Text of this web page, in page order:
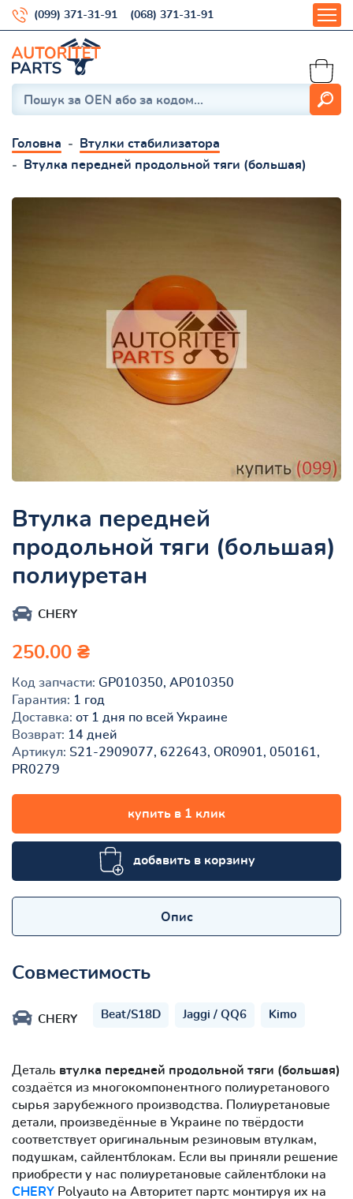
(099) 371-31-91 (068) 371-31-91
Головна
Втулки стабилизатора
Втулка передней продольной тяги (большая)
Втулка передней
продольной тяги (большая)
полиуретан
CHERY
250.00 ₴
Код запчасти: GP010350, AP010350
Гарантия: 1 год
Доставка: от 1 дня по всей Украине
Возврат: 14 дней
Артикул: S21-2909077, 622643, OR0901, 050161,
PR0279
купить в 1 клик
добавить в корзину
Опис
Совместимость
CHERY Beat/S18D Jaggi / QQ6 Kimo
Деталь втулка передней продольной тяги (большая)
создаётся из многокомпонентного полиуретанового
сырья зарубежного производства. Полиуретановые
детали, произведённые в Украине по твёрдости
соответствует оригинальным резиновым втулкам,
подушкам, сайлентблокам. Если вы приняли решение
приобрести у нас полиуретановые сайлентблоки на
CHERY Polyauto на Авторитет партс монтируя их на